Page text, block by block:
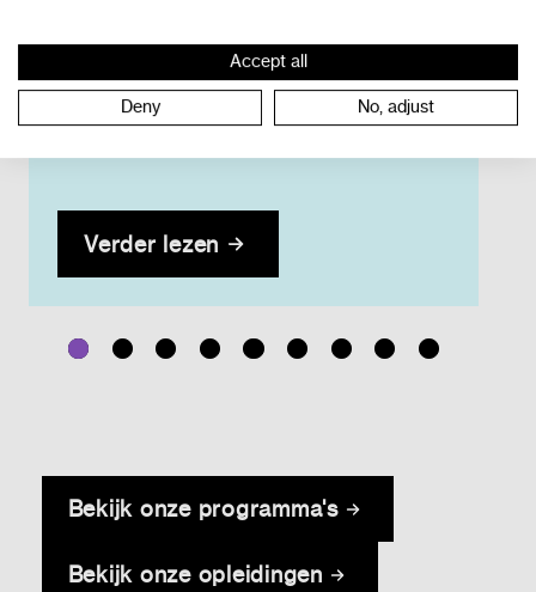
16/06/2026
Bareka in BuBaO Woudlucht
Verder lezen
Bekijk onze programma's
Bekijk onze opleidingen
Accept all
Deny No, adjust